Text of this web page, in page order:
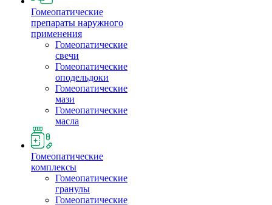
Гомеопатические
препараты наружного
применения
Гомеопатические
свечи
Гомеопатические
оподельдоки
Гомеопатические
мази
Гомеопатические
масла
Гомеопатические
комплексы
Гомеопатические
гранулы
Гомеопатические